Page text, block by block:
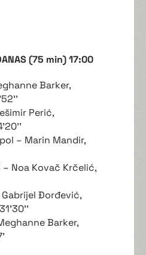
(75 min) 17:00
Barker,
Perić,
– Marin Mandir,
Noa Kovač Krčelić,
Đorđević,
Barker,